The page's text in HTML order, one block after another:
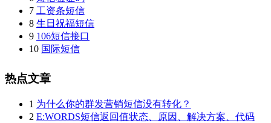
7 工资条短信
8 生日祝福短信
9 106短信接口
10 国际短信
热点文章
1 为什么你的群发营销短信没有转化？
2 E:WORDS短信返回值状态、原因、解决方案、代码